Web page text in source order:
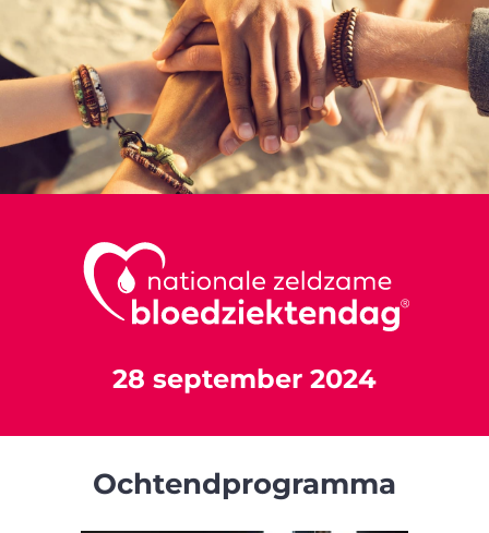
28 september 2024
Ochtendprogramma